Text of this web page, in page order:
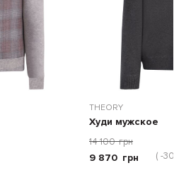
THEORY
Худи мужское
14 100 грн
9 870 грн ( -30 %)